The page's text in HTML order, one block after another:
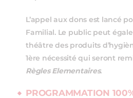
L’appel aux dons est lancé
Familial. Le public peut
théâtre des produits
1ère nécessité qui seront
Règles Elementaires.
PROGRAMMATION